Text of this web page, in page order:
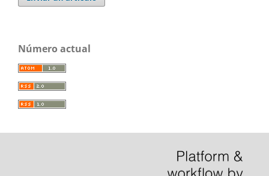
Número actual